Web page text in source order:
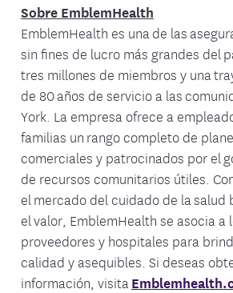
Sobre EmblemHealth
EmblemHealth es una de las
sin fines de lucro más grandes del
tres millones de miembros y una
de 80 años de servicio a las
York. La empresa ofrece a
familias un rango completo de
comerciales y patrocinados por el
de recursos comunitarios útiles.
el mercado del cuidado de la salud
el valor, EmblemHealth se asocia a
proveedores y hospitales para
calidad y asequibles. Si deseas
información, visita